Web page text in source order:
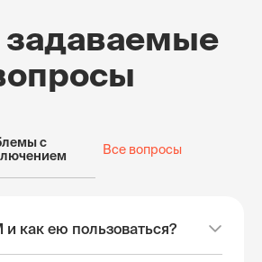
задаваемые
с
Все вопросы
и как ею пользоваться?